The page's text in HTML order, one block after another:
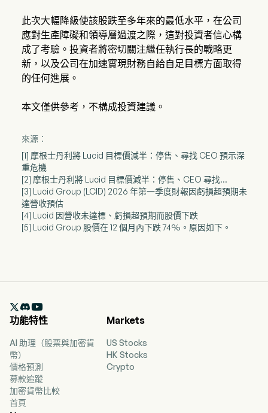
此次大幅降級使該股跌至多年來的最低水平，在公司
應對生產障礙和領導層過渡之際，這對投資者信心構
成了考驗。投資者將密切關注繼任執行長的戰略更
新，以及公司在加速實現財務自給自足目標方面取得
的任何進展。
本文僅供參考，不構成投資建議。
來源：
[1] 摩根士丹利將 Lucid 目標價減半：停售、尋找 CEO 預示深
重危機
[2] 摩根士丹利將 Lucid 目標價減半：停售、CEO 尋找...
[3] Lucid Group (LCID) 2026 年第一季度財報因虧損超預期未
達營收預估
[4] Lucid 因營收未達標、虧損超預期而股價下跌
[5] Lucid Group 股價在 12 個月內下跌 74%。原因如下。

功能特性
AI 助理（股票與加密貨
幣）
價格預測
募款追蹤
加密貨幣比較
首頁
Markets
US Stocks
HK Stocks
Crypto